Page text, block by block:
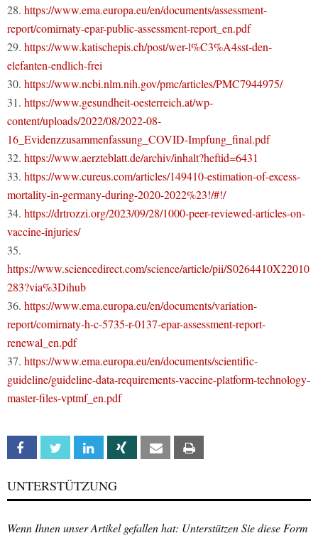
28. https://www.ema.europa.eu/en/documents/assessment-
report/comirnaty-epar-public-assessment-report_en.pdf
29. https://www.katischepis.ch/post/wer-l%C3%A4sst-den-
elefanten-endlich-frei
30. https://www.ncbi.nlm.nih.gov/pmc/articles/PMC7944975/
31. https://www.gesundheit-oesterreich.at/wp-
content/uploads/2022/08/2022-08-
16_Evidenzzusammenfassung_COVID-Impfung_final.pdf
32. https://www.aerzteblatt.de/archiv/inhalt?heftid=6431
33. https://www.cureus.com/articles/149410-estimation-of-excess-
mortality-in-germany-during-2020-2022%23!/#!/
34. https://drtrozzi.org/2023/09/28/1000-peer-reviewed-articles-on-
vaccine-injuries/
35.
https://www.sciencedirect.com/science/article/pii/S0264410X22010
283?via%3Dihub
36. https://www.ema.europa.eu/en/documents/variation-
report/comirnaty-h-c-5735-r-0137-epar-assessment-report-
renewal_en.pdf
37. https://www.ema.europa.eu/en/documents/scientific-
guideline/guideline-data-requirements-vaccine-platform-technology-
master-files-vptmf_en.pdf
Facebook Twitter Linkedin Xing Email
UNTERSTÜTZUNG
Wenn Ihnen unser Artikel gefallen hat: Unterstützen Sie diese Form